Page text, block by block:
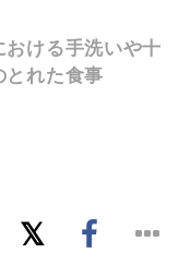
ける手洗いや十
とれた食事